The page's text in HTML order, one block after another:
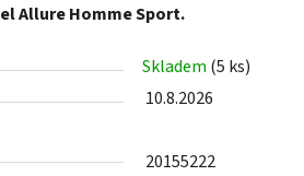
Allure Homme Sport.
Skladem (5 ks)
10.8.2026
20155222